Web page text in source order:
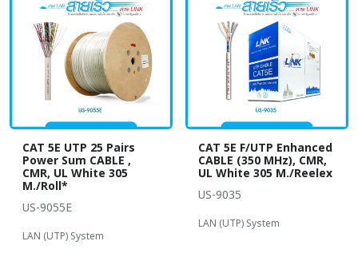
CAT 5E UTP 25 Pairs
Power Sum CABLE ,
CMR, UL White 305
M./Roll*
US-9055E
LAN (UTP) System
CAT 5E F/UTP Enhanced
CABLE (350 MHz), CMR,
UL White 305 M./Reelex
US-9035
LAN (UTP) System